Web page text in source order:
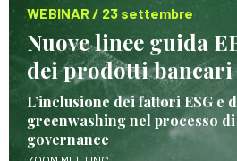
WEBINAR / 23 settembre
Nuove linee guida
dei prodotti bancari
L’inclusione dei fattori ESG e
greenwashing nel processo
governance